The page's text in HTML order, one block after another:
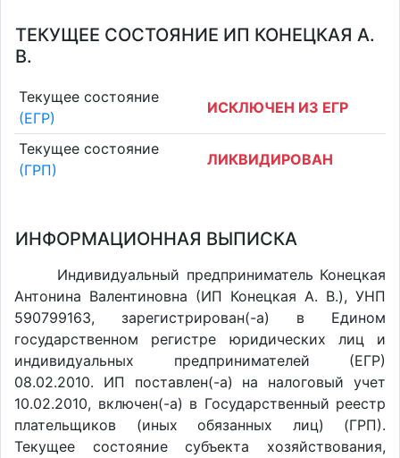
ТЕКУЩЕЕ СОСТОЯНИЕ ИП КОНЕЦКАЯ А.
В.
Текущее состояние
(ЕГР)
ИСКЛЮЧЕН ИЗ ЕГР
Текущее состояние
(ГРП)
ЛИКВИДИРОВАН
ИНФОРМАЦИОННАЯ ВЫПИСКА
Индивидуальный предприниматель Конецкая
Антонина Валентиновна (ИП Конецкая А. В.), УНП
590799163, зарегистрирован(-а) в Едином
государственном регистре юридических лиц и
индивидуальных предпринимателей (ЕГР)
08.02.2010. ИП поставлен(-a) на налоговый учет
10.02.2010, включен(-a) в Государственный реестр
плательщиков (иных обязанных лиц) (ГРП).
Текущее состояние субъекта хозяйствования,